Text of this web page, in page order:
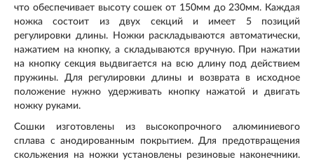
что обеспечивает высоту сошек от 150мм до 230мм. Каждая
ножка состоит из двух секций и имеет 5 позиций
регулировки длины. Ножки раскладываются автоматически,
нажатием на кнопку, а складываются вручную. При нажатии
на кнопку секция выдвигается на всю длину под действием
пружины. Для регулировки длины и возврата в исходное
положение нужно удерживать кнопку нажатой и двигать
ножку руками.
Сошки изготовлены из высокопрочного алюминиевого
сплава с анодированным покрытием. Для предотвращения
скольжения на ножки установлены резиновые наконечники.